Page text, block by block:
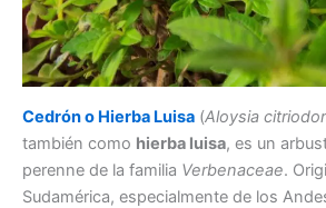
Cedrón o Hierba Luisa (Aloysia
también como hierba luisa, es un
perenne de la familia Verbenaceae.
Sudamérica, especialmente de los